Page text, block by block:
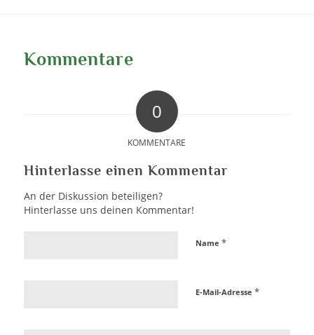
Kommentare
0
KOMMENTARE
Hinterlasse einen Kommentar
An der Diskussion beteiligen?
Hinterlasse uns deinen Kommentar!
Name *
E-Mail-Adresse *